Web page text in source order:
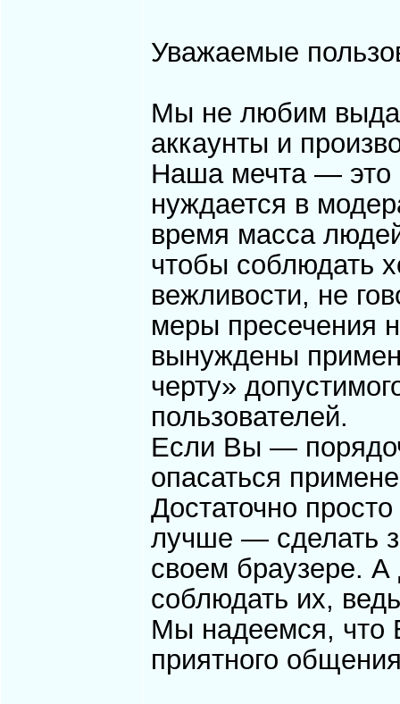
Уважаемые
Мы не любим
аккаунты и
Наша мечта — это
нуждается в
время масса
чтобы соблюдать
вежливости, не
меры пресечения
вынуждены
черту»
пользователей.
Если Вы —
опасаться
Достаточно
лучше — сделать
своем браузере.
соблюдать их,
Мы надеемся,
приятного